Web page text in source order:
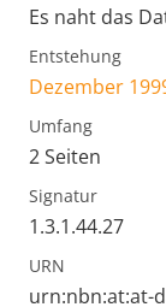
Es naht das
Entstehung
Dezember
Umfang
2 Seiten
Signatur
1.3.1.44.27
URN
urn:nbn:at:at-